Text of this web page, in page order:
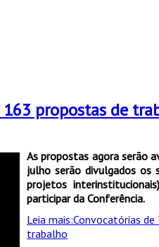
163 propostas de
As propostas agora serão
julho serão divulgados os
projetos
participar da Conferência.
Leia mais:Convocatórias
trabalho